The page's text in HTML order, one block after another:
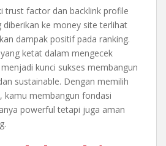
trust factor dan backlink profile
diberikan ke money site terlihat
dampak positif pada ranking.
ketat dalam mengecek
kunci sukses membangun
sustainable. Dengan memilih
kamu membangun fondasi
powerful tetapi juga aman